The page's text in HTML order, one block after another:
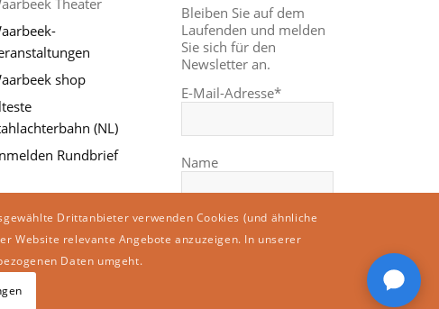
shop
(NL)
Rundbrief
Bleiben Sie auf dem
Laufenden und melden
Sie sich für den
Newsletter an.
E-Mail-Adresse*
Name
Drittanbieter verwenden Cookies (und ähnliche
Website relevante Angebote anzuzeigen. In unserer
Daten umgeht.